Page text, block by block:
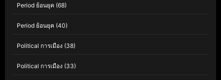
Period ย้อนยุค (68)
Period ย้อนยุค (40)
Political การเมือง (38)
Political การเมือง (33)